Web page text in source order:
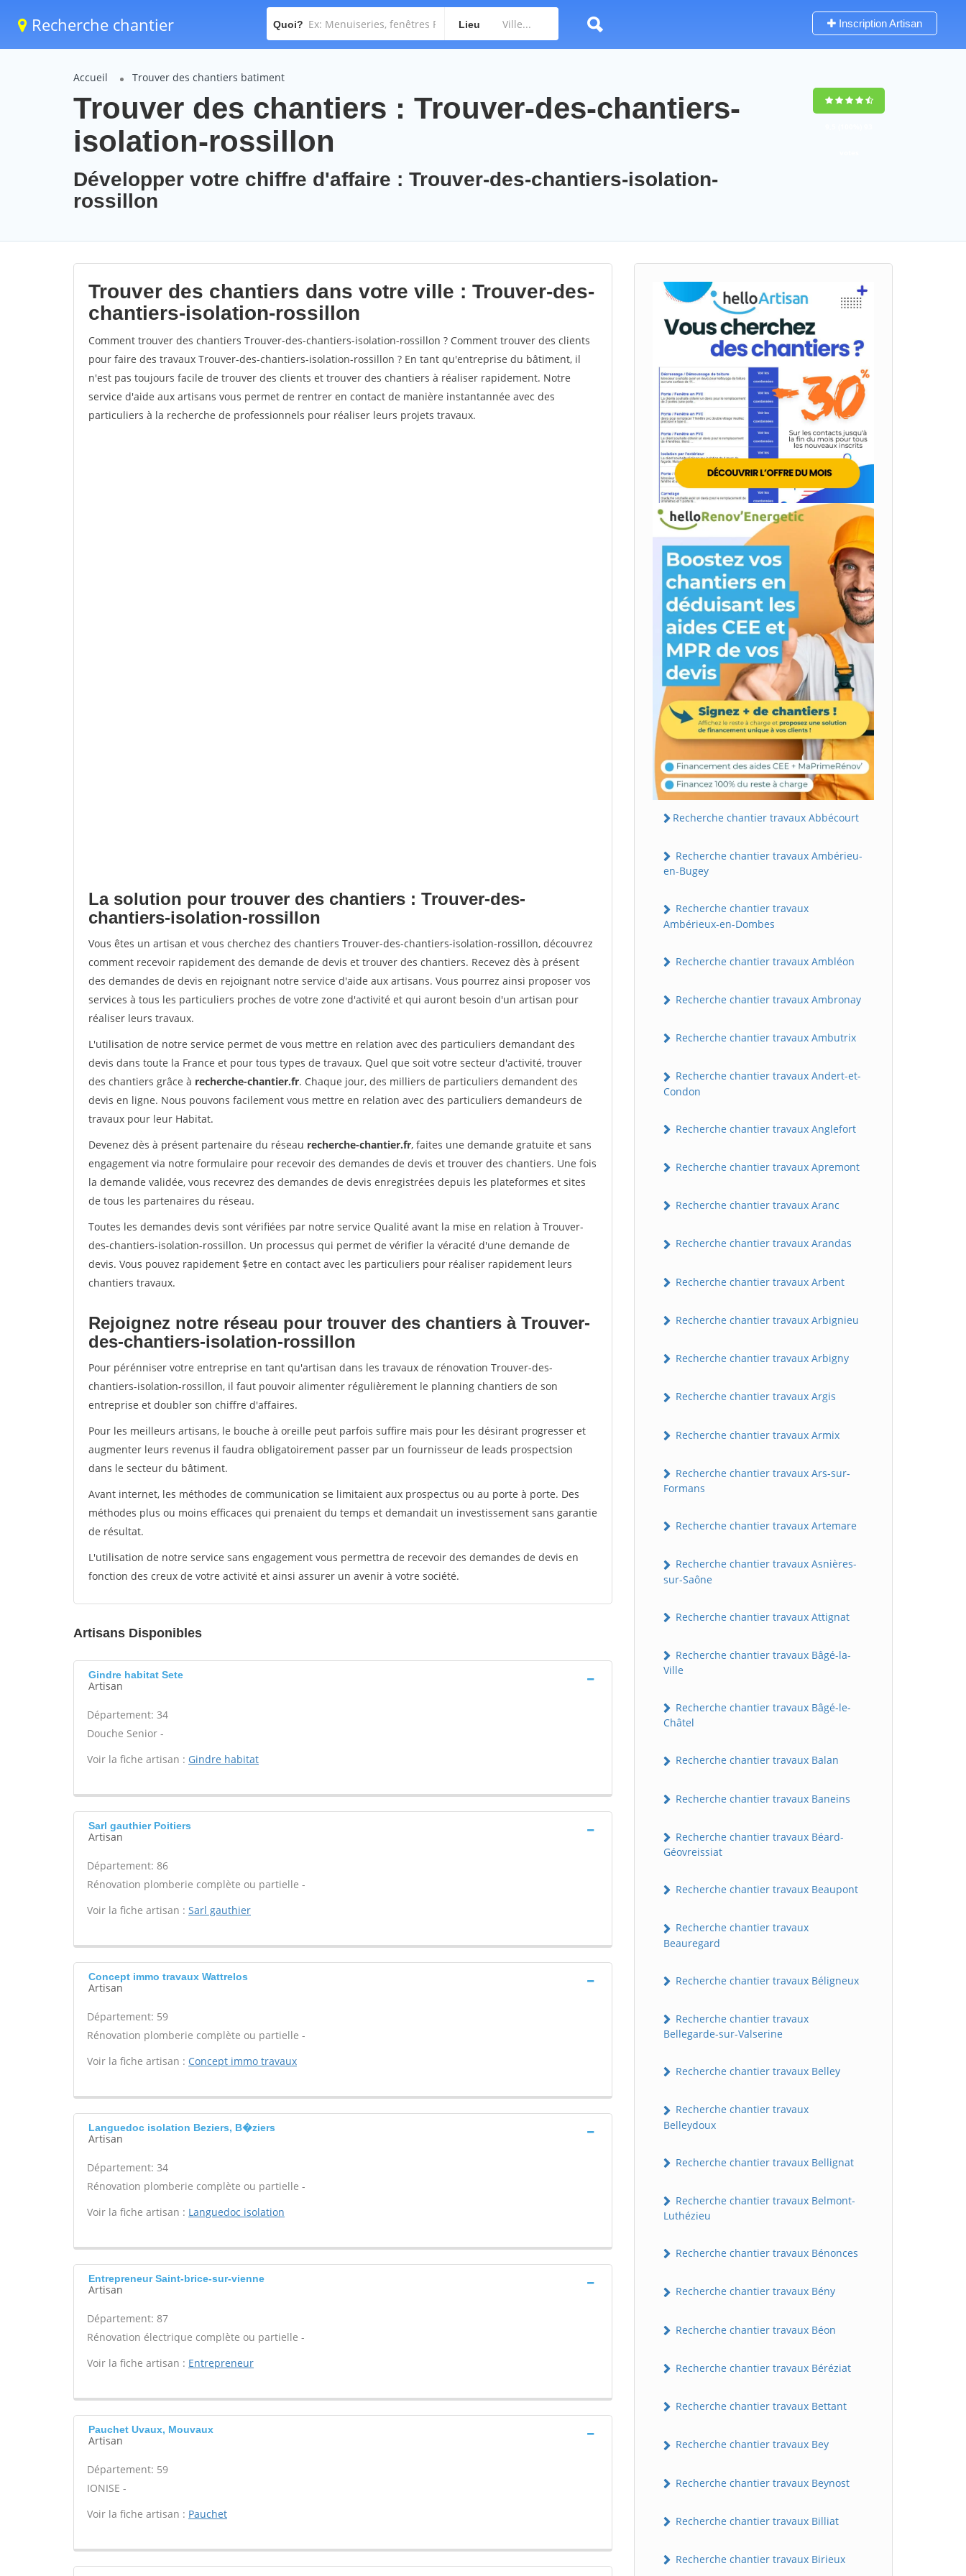
Recherche chantier Quoi? Lieu Inscription Artisan
Accueil Trouver des chantiers batiment
Trouver des chantiers : Trouver-des-chantiers-
isolation-rossillon
Développer votre chiffre d'affaire : Trouver-des-chantiers-isolation-
rossillon
Trouver des chantiers dans votre ville : Trouver-des-
chantiers-isolation-rossillon
Comment trouver des chantiers Trouver-des-chantiers-isolation-rossillon ? Comment trouver des clients
pour faire des travaux Trouver-des-chantiers-isolation-rossillon ? En tant qu'entreprise du bâtiment, il
n'est pas toujours facile de trouver des clients et trouver des chantiers à réaliser rapidement. Notre
service d'aide aux artisans vous permet de rentrer en contact de manière instantannée avec des
particuliers à la recherche de professionnels pour réaliser leurs projets travaux.
La solution pour trouver des chantiers : Trouver-des-
chantiers-isolation-rossillon
Vous êtes un artisan et vous cherchez des chantiers Trouver-des-chantiers-isolation-rossillon, découvrez
comment recevoir rapidement des demande de devis et trouver des chantiers. Recevez dès à présent
des demandes de devis en rejoignant notre service d'aide aux artisans. Vous pourrez ainsi proposer vos
services à tous les particuliers proches de votre zone d'activité et qui auront besoin d'un artisan pour
réaliser leurs travaux.
L'utilisation de notre service permet de vous mettre en relation avec des particuliers demandant des
devis dans toute la France et pour tous types de travaux. Quel que soit votre secteur d'activité, trouver
des chantiers grâce à recherche-chantier.fr. Chaque jour, des milliers de particuliers demandent des
devis en ligne. Nous pouvons facilement vous mettre en relation avec des particuliers demandeurs de
travaux pour leur Habitat.
Devenez dès à présent partenaire du réseau recherche-chantier.fr, faites une demande gratuite et sans
engagement via notre formulaire pour recevoir des demandes de devis et trouver des chantiers. Une fois
la demande validée, vous recevrez des demandes de devis enregistrées depuis les plateformes et sites
de tous les partenaires du réseau.
Toutes les demandes devis sont vérifiées par notre service Qualité avant la mise en relation à Trouver-
des-chantiers-isolation-rossillon. Un processus qui permet de vérifier la véracité d'une demande de
devis. Vous pouvez rapidement $etre en contact avec les particuliers pour réaliser rapidement leurs
chantiers travaux.
Rejoignez notre réseau pour trouver des chantiers à Trouver-
des-chantiers-isolation-rossillon
Pour pérénniser votre entreprise en tant qu'artisan dans les travaux de rénovation Trouver-des-
chantiers-isolation-rossillon, il faut pouvoir alimenter régulièrement le planning chantiers de son
entreprise et doubler son chiffre d'affaires.
Pour les meilleurs artisans, le bouche à oreille peut parfois suffire mais pour les désirant progresser et
augmenter leurs revenus il faudra obligatoirement passer par un fournisseur de leads prospectsion
dans le secteur du bâtiment.
Avant internet, les méthodes de communication se limitaient aux prospectus ou au porte à porte. Des
méthodes plus ou moins efficaces qui prenaient du temps et demandait un investissement sans garantie
de résultat.
L'utilisation de notre service sans engagement vous permettra de recevoir des demandes de devis en
fonction des creux de votre activité et ainsi assurer un avenir à votre société.
Artisans Disponibles
Gindre habitat Sete
Artisan
Département: 34
Douche Senior -
Voir la fiche artisan : Gindre habitat
Sarl gauthier Poitiers
Artisan
Département: 86
Rénovation plomberie complète ou partielle -
Voir la fiche artisan : Sarl gauthier
Concept immo travaux Wattrelos
Artisan
Département: 59
Rénovation plomberie complète ou partielle -
Voir la fiche artisan : Concept immo travaux
Languedoc isolation Beziers, B�ziers
Artisan
Département: 34
Rénovation plomberie complète ou partielle -
Voir la fiche artisan : Languedoc isolation
Entrepreneur Saint-brice-sur-vienne
Artisan
Département: 87
Rénovation électrique complète ou partielle -
Voir la fiche artisan : Entrepreneur
Pauchet Uvaux, Mouvaux
Artisan
Département: 59
IONISE -
Voir la fiche artisan : Pauchet
Recherche chantier travaux Abbécourt
Recherche chantier travaux Ambérieu-
en-Bugey
Recherche chantier travaux
Ambérieux-en-Dombes
Recherche chantier travaux Ambléon
Recherche chantier travaux Ambronay
Recherche chantier travaux Ambutrix
Recherche chantier travaux Andert-et-
Condon
Recherche chantier travaux Anglefort
Recherche chantier travaux Apremont
Recherche chantier travaux Aranc
Recherche chantier travaux Arandas
Recherche chantier travaux Arbent
Recherche chantier travaux Arbignieu
Recherche chantier travaux Arbigny
Recherche chantier travaux Argis
Recherche chantier travaux Armix
Recherche chantier travaux Ars-sur-
Formans
Recherche chantier travaux Artemare
Recherche chantier travaux Asnières-
sur-Saône
Recherche chantier travaux Attignat
Recherche chantier travaux Bâgé-la-
Ville
Recherche chantier travaux Bâgé-le-
Châtel
Recherche chantier travaux Balan
Recherche chantier travaux Baneins
Recherche chantier travaux Béard-
Géovreissiat
Recherche chantier travaux Beaupont
Recherche chantier travaux
Beauregard
Recherche chantier travaux Béligneux
Recherche chantier travaux
Bellegarde-sur-Valserine
Recherche chantier travaux Belley
Recherche chantier travaux
Belleydoux
Recherche chantier travaux Bellignat
Recherche chantier travaux Belmont-
Luthézieu
Recherche chantier travaux Bénonces
Recherche chantier travaux Bény
Recherche chantier travaux Béon
Recherche chantier travaux Béréziat
Recherche chantier travaux Bettant
Recherche chantier travaux Bey
Recherche chantier travaux Beynost
Recherche chantier travaux Billiat
Recherche chantier travaux Birieux